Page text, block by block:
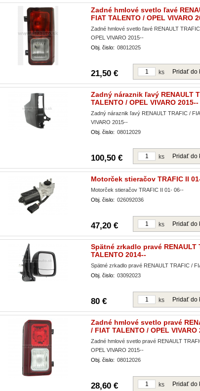
Zadné hmlové svetlo ľavé
FIAT TALENTO / OPEL VIVARO
Zadné hmlové svetlo ľavé RENAULT
OPEL VIVARO 2015--
Obj. čislo: 08012025
21,50 € Pridať do
ks
Zadný náraznik ľavý RENAULT
TALENTO / OPEL VIVARO 2015--
Zadný náraznik ľavý RENAULT TRAFIC /
VIVARO 2015--
Obj. čislo: 08012029
100,50 € Pridať do
ks
Motorček stieračov TRAFIC II
Motorček stieračov TRAFIC II 01- 06--
Obj. čislo: 026092036
47,20 € Pridať do
ks
Spätné zrkadlo pravé RENAULT
TALENTO 2014--
Spätné zrkadlo pravé RENAULT TRAFIC /
Obj. čislo: 03092023
80 € Pridať do
ks
Zadné hmlové svetlo pravé
/ FIAT TALENTO / OPEL VIVARO
Zadné hmlové svetlo pravé RENAULT
OPEL VIVARO 2015--
Obj. čislo: 08012026
28,60 € Pridať do
ks